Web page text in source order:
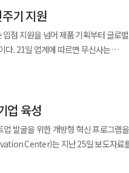
생교육 수요도 빠르게 증가하고 있다. ◆
지역적 제약 때문에 대학에 진학하지
이버대학 교육계는 이번 협약을 계기
한국 사이버대학 학위 인정 논의에도
8000만원)을 달성했다. 한일 양국에
글로벌
코드 등을 증정할 예정이다.
라인 방식으로 진행된다. 넥슨은 글로
예선은 오는 23일
행된다. 참가자들은 매주 상위 2인씩
정이다. 오프라인 본선은 오는
는 8강 그룹 스테이지와 토너먼트를
권과 파리 생제르맹 경기장 VIP 투어
우 이벤트도 함께 진행된다. 최종 한국
위 2인과 '2026 대한민국 e스포츠 리
수상작을 선정했다. 특히 올해는
드러졌다. 생성형 인공지능(AI) 확산
과 영상 콘텐츠로 확장 가능한 핵심 자
품을 선제적으로 확보하는 것이 경쟁
와 생존기를 그린 현대판타지·
원 금강불괴
별상'에는
으로 자랐다' 등 3개 작품이 수상의
기 지원
점 지원을 넘어 제품 기획부터 글로벌
사는
공인 판로개척지원사업’ 민간협업형
지는 3단계 프로그램을 통해 성장을
생태계를
으로 상품 기획과 샘플 제작, 촬영, 판매
핵심인 패션 산업의 특성을 고려해 제
업 육성
발굴을 위한 개방형 혁신 프로그램
밝혔다. 이번 프로그램은 초기